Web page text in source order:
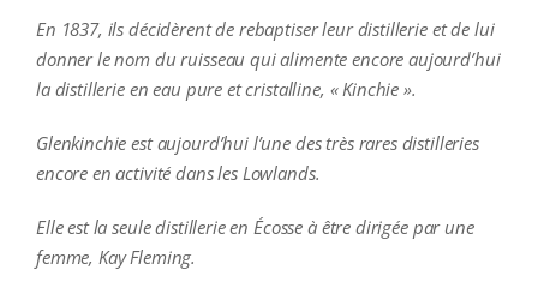
En 1837, ils décidèrent de rebaptiser leur distillerie et de lui
donner le nom du ruisseau qui alimente encore aujourd’hui
la distillerie en eau pure et cristalline, « Kinchie ».
Glenkinchie est aujourd’hui l’une des très rares distilleries
encore en activité dans les Lowlands.
Elle est la seule distillerie en Écosse à être dirigée par une
femme, Kay Fleming.